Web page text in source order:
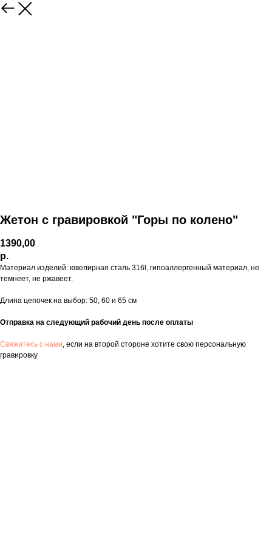
Жетон с гравировкой "Горы по колено"
1390,00
р.
Материал изделий: ювелирная сталь 316l, гипоаллергенный материал, не
темнеет, не ржавеет.
Длина цепочек на выбор: 50, 60 и 65 см
Отправка на следующий рабочий день после оплаты
Свяжитесь с нами , если на второй стороне хотите свою персональную
гравировку